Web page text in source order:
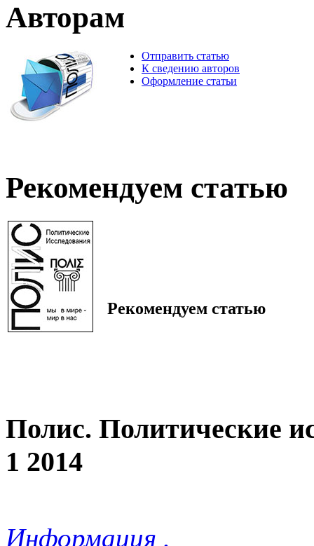
Авторам
Отправить статью
К сведению авторов
Оформление статьи
Рекомендуем статью
Рекомендуем статью
Полис. Политические
1 2014
Информация .